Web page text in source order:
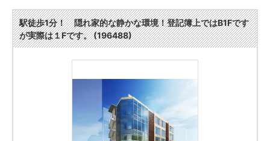
駅徒歩1分！ 隠れ家的な静かな環境！登記簿上ではB1Fです
が実際は１Fです。 (196488)